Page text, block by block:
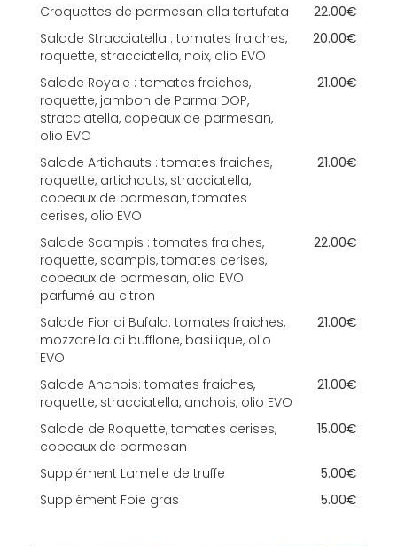
Croquettes de parmesan alla tartufata
22.00€
Salade Stracciatella : tomates fraiches,
roquette, stracciatella, noix, olio EVO
20.00€
Salade Royale : tomates fraiches,
roquette, jambon de Parma DOP,
stracciatella, copeaux de parmesan,
olio EVO
21.00€
Salade Artichauts : tomates fraiches,
roquette, artichauts, stracciatella,
copeaux de parmesan, tomates
cerises, olio EVO
21.00€
Salade Scampis : tomates fraiches,
roquette, scampis, tomates cerises,
copeaux de parmesan, olio EVO
parfumé au citron
22.00€
Salade Fior di Bufala: tomates fraiches,
mozzarella di bufflone, basilique, olio
EVO
21.00€
Salade Anchois: tomates fraiches,
roquette, stracciatella, anchois, olio EVO
21.00€
Salade de Roquette, tomates cerises,
copeaux de parmesan
15.00€
Supplément Lamelle de truffe
5.00€
Supplément Foie gras
5.00€